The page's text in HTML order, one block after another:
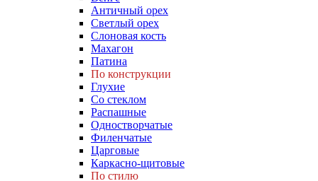
Античный орех
Светлый орех
Слоновая кость
Махагон
Патина
По конструкции
Глухие
Со стеклом
Распашные
Одностворчатые
Филенчатые
Царговые
Каркасно-щитовые
По стилю